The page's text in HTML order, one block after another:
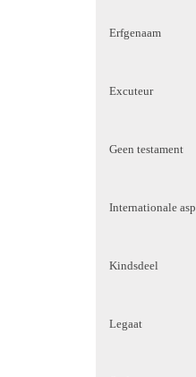
Erfgenaam
Excuteur
Geen testament
Internationale
Kindsdeel
Legaat